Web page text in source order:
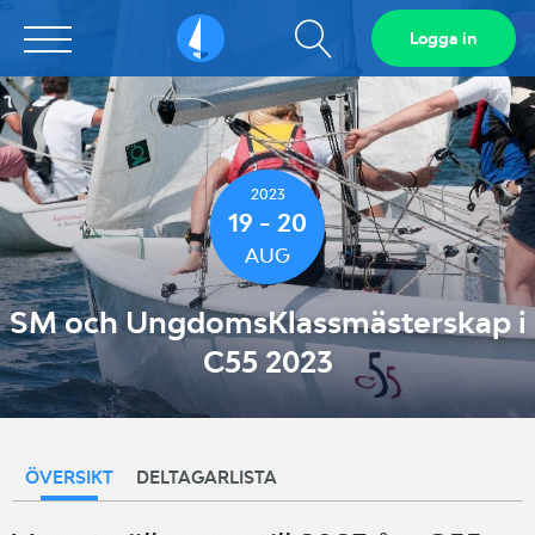
Sailarena Visa
sökfält
Logga in
2023
19 - 20
AUG
SM och UngdomsKlassmästerskap i
C55 2023
ÖVERSIKT DELTAGARLISTA